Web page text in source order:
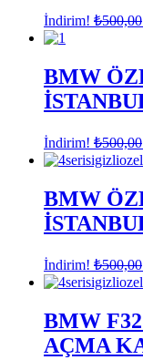
İndirim! ₺500,00
BMW
İndirim! ₺500,00
BMW
İndirim! ₺500,00
BMW
AÇMA